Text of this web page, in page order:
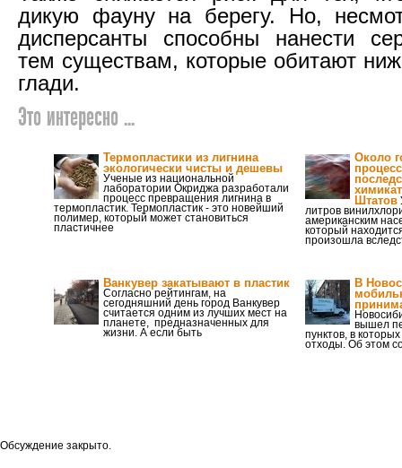
дикую фауну на берегу. Но,
дисперсанты способны нанести
тем существам, которые обитают
глади.
Это интересно ...
Термопластики из лигнина
экологически чисты и дешевы
Ученые из национальной
лаборатории Окриджа разработали
процесс превращения лигнина в
термопластик. Термопластик - это новейший
полимер, который может становиться
пластичнее
Около
Штатов
литров
американским
который
произошла
Ванкувер закатывают в пластик
Согласно рейтингам, на
сегодняшний день город Ванкувер
считается одним из лучших мест на
планете, предназначенных для
жизни. А если быть
В
вышел
пунктов, в
отходы. Об этом
Обсуждение закрыто.